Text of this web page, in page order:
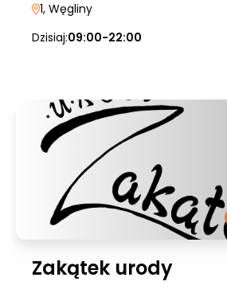
1, Węgliny
Dzisiaj:09:00-22:00
Zakątek urody